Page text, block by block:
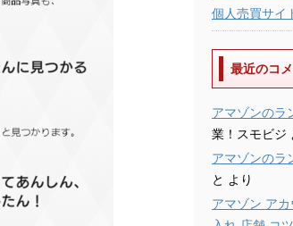
個人売買サイ
最近のコ
アマゾンのラ
業！スモビジ
アマゾンのラ
と より
アマゾン ア